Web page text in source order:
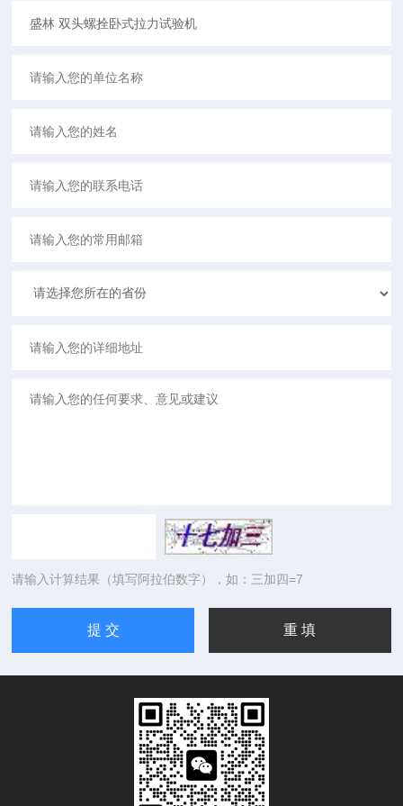
请输入计算结果（填写阿拉伯数字），如：三加四=7